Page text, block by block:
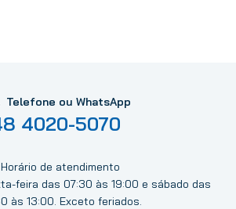
Telefone ou WhatsApp
4020-5070
Horário de atendimento
feira das 07:30 às 19:00 e sábado das
às 13:00. Exceto feriados.